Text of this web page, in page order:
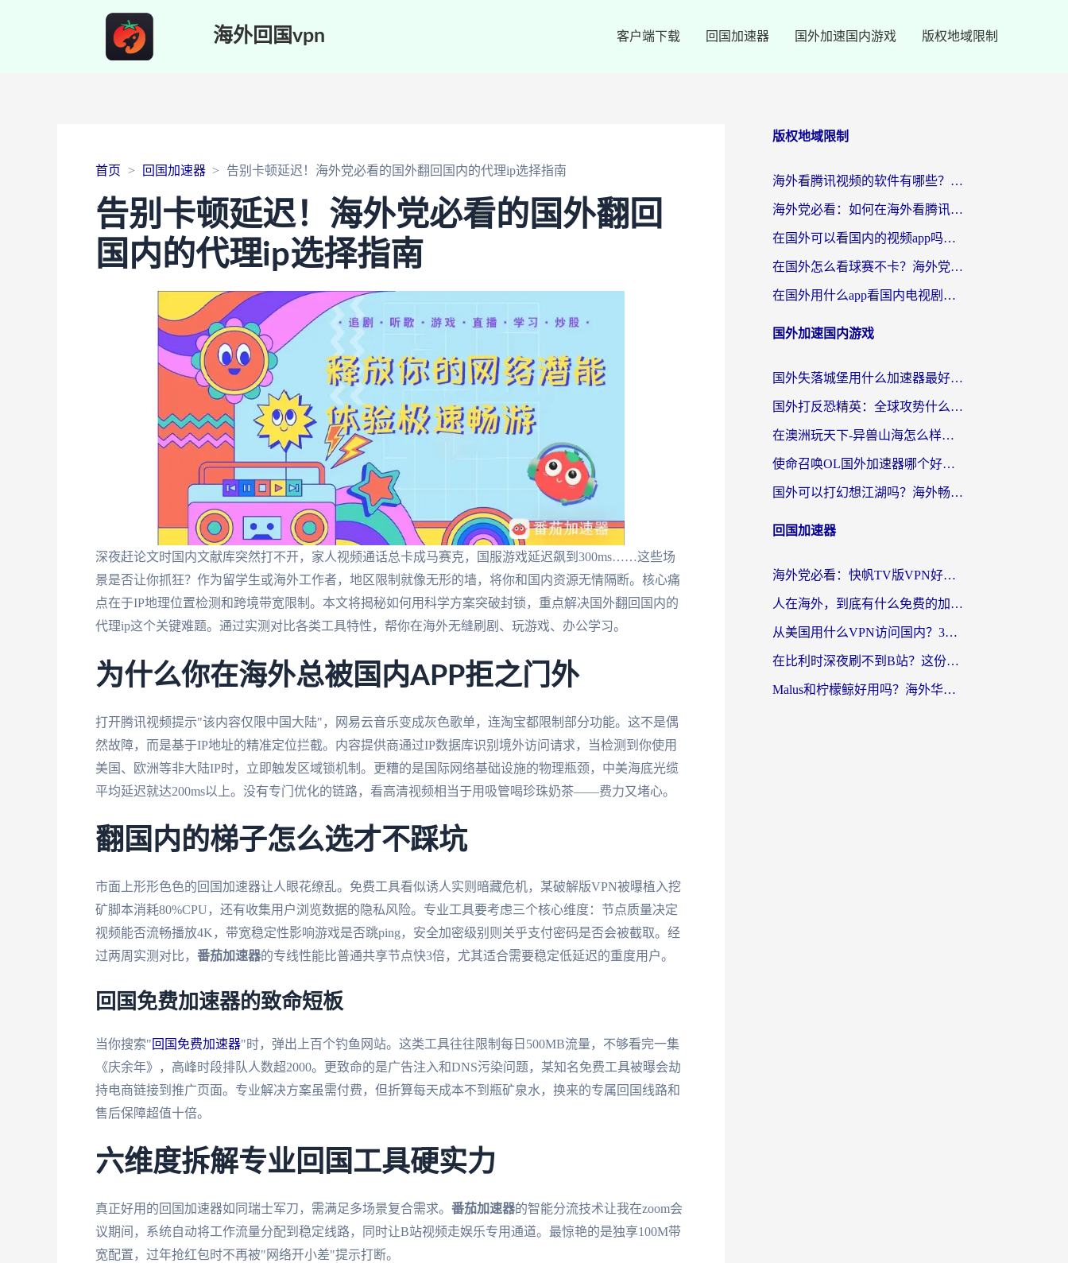
海外回国vpn 客户端下载 回国加速器 国外加速国内游戏 版权地域限制
首页 回国加速器 告别卡顿延迟！海外党必看的国外翻回国内的代理ip选择指南
告别卡顿延迟！海外党必看的国外翻回
国内的代理ip选择指南
深夜赶论文时国内文献库突然打不开，家人视频通话总卡成马赛克，国服游戏延迟飙到300ms……这些场
景是否让你抓狂？作为留学生或海外工作者，地区限制就像无形的墙，将你和国内资源无情隔断。核心痛
点在于IP地理位置检测和跨境带宽限制。本文将揭秘如何用科学方案突破封锁，重点解决国外翻回国内的
代理ip这个关键难题。通过实测对比各类工具特性，帮你在海外无缝刷剧、玩游戏、办公学习。
为什么你在海外总被国内APP拒之门外
打开腾讯视频提示"该内容仅限中国大陆"，网易云音乐变成灰色歌单，连淘宝都限制部分功能。这不是偶
然故障，而是基于IP地址的精准定位拦截。内容提供商通过IP数据库识别境外访问请求，当检测到你使用
美国、欧洲等非大陆IP时，立即触发区域锁机制。更糟的是国际网络基础设施的物理瓶颈，中美海底光缆
平均延迟就达200ms以上。没有专门优化的链路，看高清视频相当于用吸管喝珍珠奶茶——费力又堵心。
翻国内的梯子怎么选才不踩坑
市面上形形色色的回国加速器让人眼花缭乱。免费工具看似诱人实则暗藏危机，某破解版VPN被曝植入挖
矿脚本消耗80%CPU，还有收集用户浏览数据的隐私风险。专业工具要考虑三个核心维度：节点质量决定
视频能否流畅播放4K，带宽稳定性影响游戏是否跳ping，安全加密级别则关乎支付密码是否会被截取。经
过两周实测对比， 番茄加速器的专线性能比普通共享节点快3倍，尤其适合需要稳定低延迟的重度用户。
回国免费加速器的致命短板
当你搜索"回国免费加速器"时，弹出上百个钓鱼网站。这类工具往往限制每日500MB流量，不够看完一集
《庆余年》，高峰时段排队人数超2000。更致命的是广告注入和DNS污染问题，某知名免费工具被曝会劫
持电商链接到推广页面。专业解决方案虽需付费，但折算每天成本不到瓶矿泉水，换来的专属回国线路和
售后保障超值十倍。
六维度拆解专业回国工具硬实力
真正好用的回国加速器如同瑞士军刀，需满足多场景复合需求。 番茄加速器的智能分流技术让我在zoom会
议期间，系统自动将工作流量分配到稳定线路，同时让B站视频走娱乐专用通道。最惊艳的是独享100M带
宽配置，过年抢红包时不再被"网络开小差"提示打断。
版权地域限制
海外看腾讯视频的软件有哪些？2026实测有效，留学生都在用的回国加速器指南
海外党必看：如何在海外看腾讯体育？解决赛事直播地区限制的终极指南
在国外可以看国内的视频app吗知乎？海外党亲测有效的追剧加速方案
在国外怎么看球赛不卡？海外党专属体育直播自由指南
在国外用什么app看国内电视剧？3步解决版权限制+卡顿难题
国外加速国内游戏
国外失落城堡用什么加速器最好？一份来自老玩家的真实指南
国外打反恐精英：全球攻势什么加速器好用？2026海外玩家国服游戏加速终极指南
在澳洲玩天下-异兽山海怎么样才能不卡？一份给南半球玩家的自救指南
使命召唤OL国外加速器哪个好用？海外玩家亲测的国服游戏加速终极指南
国外可以打幻想江湖吗？海外畅玩国服游戏的终极指南
回国加速器
海外党必看：快帆TV版VPN好用吗？和Easyback VPN对比哪个回国效果更好？附2026真实测评
人在海外，到底有什么免费的加速器能让我安心追剧打游戏？
从美国用什么VPN访问国内？3年海外党亲测：选对工具才能无缝刷B站、看腾讯视频
在比利时深夜刷不到B站？这份回国加速器避坑指南请收好
Malus和柠檬鲸好用吗？海外华人亲测：回国加速器怎么选才不踩坑？